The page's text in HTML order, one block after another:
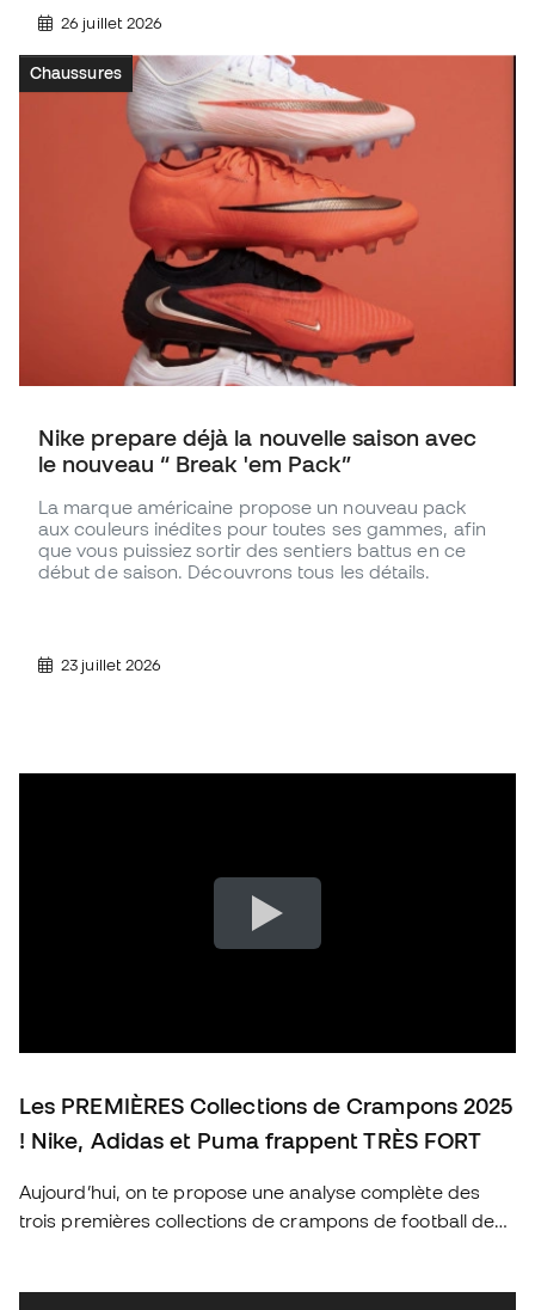
26 juillet 2026
Chaussures
Nike prepare déjà la nouvelle saison avec
le nouveau “ Break 'em Pack”
La marque américaine propose un nouveau pack
aux couleurs inédites pour toutes ses gammes, afin
que vous puissiez sortir des sentiers battus en ce
début de saison. Découvrons tous les détails.
23 juillet 2026
Les PREMIÈRES Collections de Crampons 2025
! Nike, Adidas et Puma frappent TRÈS FORT
Aujourd’hui, on te propose une analyse complète des
trois premières collections de crampons de football de